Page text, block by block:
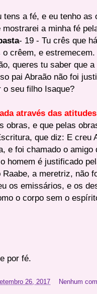
tens a fé, e eu tenho
a minha fé
- 19 - Tu crês que
o crêem, e estremecem.
queres tu saber que
pai Abraão não foi
o seu filho Isaque?
através das atitudes
obras, e que pelas
que diz: E creu
e foi chamado o amigo
homem é justificado
Raabe, a meretriz, não
os emissários, e os
o corpo sem o
por fé.
26, 2017 Nenhum